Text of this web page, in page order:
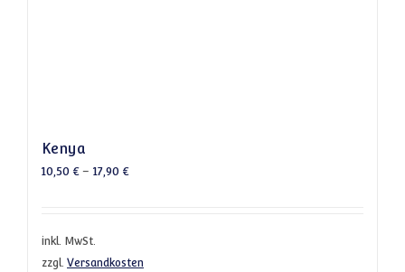
Kenya
10,50 €– 17,90 €
inkl. MwSt.
zzgl. Versandkosten